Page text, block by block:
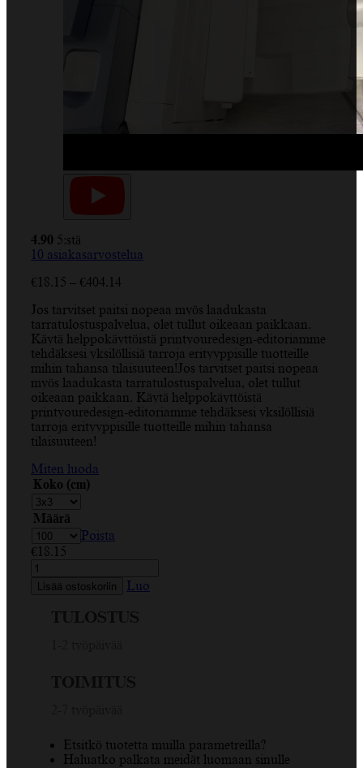
4.90 5:stä
10 asiakasarvostelua
€18.15 – €404.14
-
€404.14
Jos tarvitset paitsi nopeaa myös laadukasta
tarratulostuspalvelua, olet tullut oikeaan paikkaan.
Käytä helppokäyttöistä printyouredesign-editoriamme
tehdäksesi yksilöllisiä tarroja erityyppisille tuotteille
mihin tahansa tilaisuuteen!Jos tarvitset paitsi nopeaa
myös laadukasta tarratulostuspalvelua, olet tullut
oikeaan paikkaan. Käytä helppokäyttöistä
printyouredesign-editoriamme tehdäksesi yksilöllisiä
tarroja erityyppisille tuotteille mihin tahansa
tilaisuuteen!
Miten luoda
Koko (cm)
Määrä
Poista
€18.15
Hyvää
syntymäpäivää,
sininen
Lisää ostoskoriin Luo
Etsitkö tuotetta muilla parametreilla?
Haluatko palkata meidät luomaan sinulle